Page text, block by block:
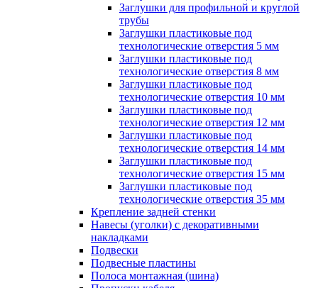
Заглушки для профильной и круглой
трубы
Заглушки пластиковые под
технологические отверстия 5 мм
Заглушки пластиковые под
технологические отверстия 8 мм
Заглушки пластиковые под
технологические отверстия 10 мм
Заглушки пластиковые под
технологические отверстия 12 мм
Заглушки пластиковые под
технологические отверстия 14 мм
Заглушки пластиковые под
технологические отверстия 15 мм
Заглушки пластиковые под
технологические отверстия 35 мм
Крепление задней стенки
Навесы (уголки) с декоративными
накладками
Подвески
Подвесные пластины
Полоса монтажная (шина)